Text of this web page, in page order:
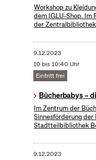
Workshop zu
dem IGLU-Shop. Im
der
9.12.2023
10 bis 10:40 Uhr
Eintritt frei
Bücherbabys –
Im Zentrum der
Sinnesförderung der
Stadtteilbibliothek
9.12.2023